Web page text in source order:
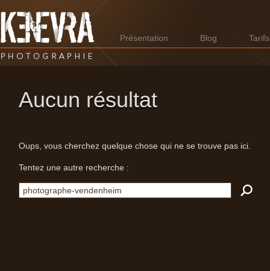
Présentation Blog Tarifs
Aucun résultat
Oups, vous cherchez quelque chose qui ne se trouve pas ici.
Tentez une autre recherche :